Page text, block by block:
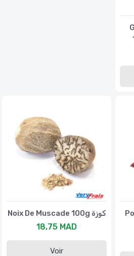
Noix De Muscade 100g كوزة
18,75 MAD
Voir